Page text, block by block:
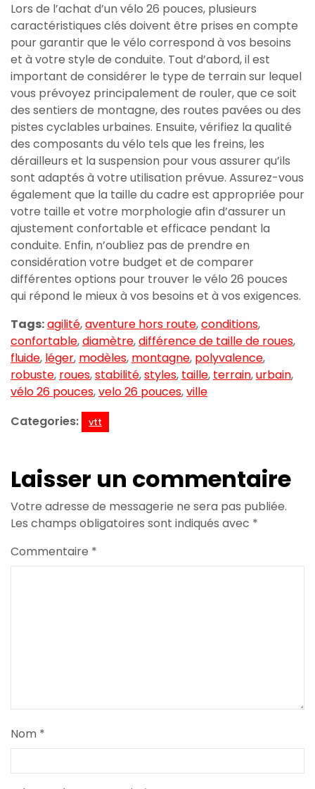
Lors de l’achat d’un vélo 26 pouces, plusieurs
caractéristiques clés doivent être prises en compte
pour garantir que le vélo correspond à vos besoins
et à votre style de conduite. Tout d’abord, il est
important de considérer le type de terrain sur lequel
vous prévoyez principalement de rouler, que ce soit
des sentiers de montagne, des routes pavées ou des
pistes cyclables urbaines. Ensuite, vérifiez la qualité
des composants du vélo tels que les freins, les
dérailleurs et la suspension pour vous assurer qu’ils
sont adaptés à votre utilisation prévue. Assurez-vous
également que la taille du cadre est appropriée pour
votre taille et votre morphologie afin d’assurer un
ajustement confortable et efficace pendant la
conduite. Enfin, n’oubliez pas de prendre en
considération votre budget et de comparer
différentes options pour trouver le vélo 26 pouces
qui répond le mieux à vos besoins et à vos exigences.
Tags:agilité,aventure hors route,conditions,
confortable,diamètre,différence de taille de roues,
fluide, léger, modèles, montagne, polyvalence,
robuste, roues,stabilité,styles, taille, terrain,urbain,
vélo 26 pouces,velo 26 pouces,ville
Categories:
vtt
Laisser un commentaire
Votre adresse de messagerie ne sera pas publiée.
Les champs obligatoires sont indiqués avec *
Commentaire *
Nom *